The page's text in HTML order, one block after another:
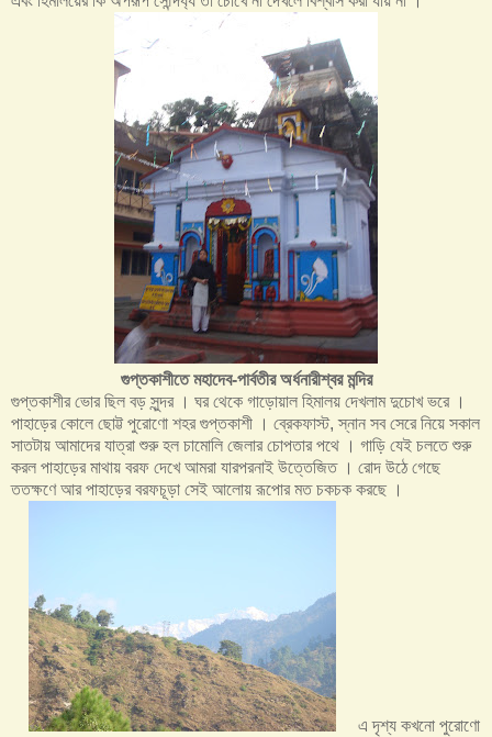
গুপ্তকাশীতে মহাদেব-পার্বতীর অর্ধনারীশ্বর মন্দির
গুপ্তকাশীর ভোর ছিল বড় সুন্দর । ঘর থেকে গাড়োয়াল হিমালয় দেখলাম দুচোখ ভরে ।
পাহাড়ের কোলে ছোট্ট পুরোণো শহর গুপ্তকাশী । ব্রেকফাস্ট, স্নান সব সেরে নিয়ে সকাল
সাতটায় আমাদের যাত্রা শুরু হল চামোলি জেলার চোপতার পথে । গাড়ি যেই চলতে শুরু
করল পাহাড়ের মাথায় বরফ দেখে আমরা যারপরনাই উত্তেজিত । রোদ উঠে গেছে
ততক্ষণে আর পাহাড়ের বরফচূড়া সেই আলোয় রূপোর মত চকচক করছে ।
এ দৃশ্য কখনো পুরোণো